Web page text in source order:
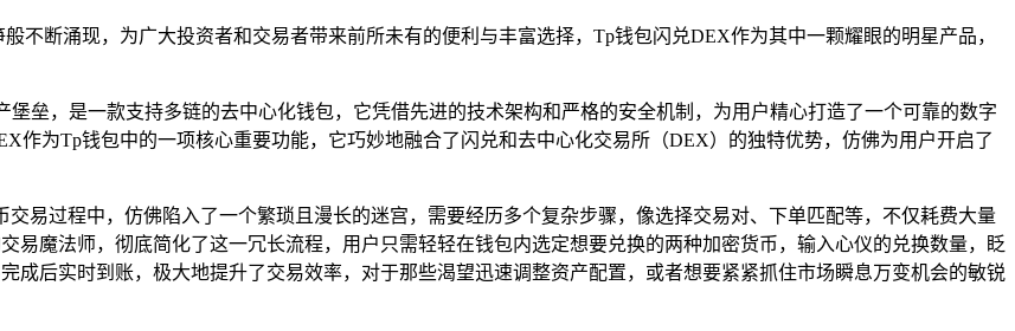
不断涌现，为广大投资者和交易者带来前所未有的便利与丰富选择，Tp钱包闪兑DEX作为其中一颗耀眼的明星产品，
堡垒，是一款支持多链的去中心化钱包，它凭借先进的技术架构和严格的安全机制，为用户精心打造了一个可靠的数字
作为Tp钱包中的一项核心重要功能，它巧妙地融合了闪兑和去中心化交易所（DEX）的独特优势，仿佛为用户开启了
易过程中，仿佛陷入了一个繁琐且漫长的迷宫，需要经历多个复杂步骤，像选择交易对、下单匹配等，不仅耗费大量
易魔法师，彻底简化了这一冗长流程，用户只需轻轻在钱包内选定想要兑换的两种加密货币，输入心仪的兑换数量，眨
成后实时到账，极大地提升了交易效率，对于那些渴望迅速调整资产配置，或者想要紧紧抓住市场瞬息万变机会的敏锐